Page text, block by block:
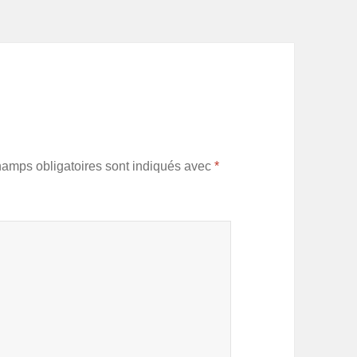
obligatoires sont indiqués avec*